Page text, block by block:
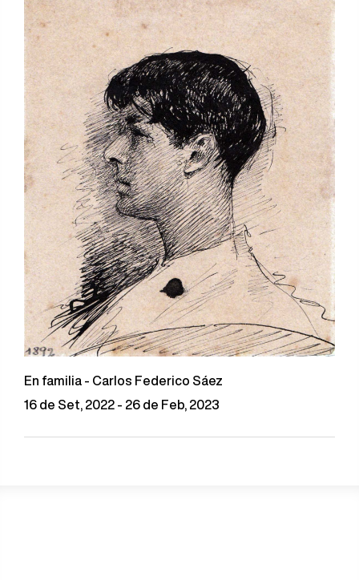
En familia - Carlos Federico Sáez
16 de Set, 2022 - 26 de Feb, 2023